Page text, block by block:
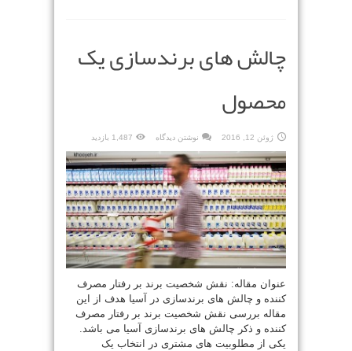
چالش های برندسازی یک
محصول
ژوئن 12, 2016 نوشتن دیدگاه 1,487 بازدید
عنوان مقاله: نقش شخصیت برند بر رفتار مصرف
کننده و چالش های برندسازی در آسیا هدف از این
مقاله بررسی نقش شخصیت برند بر رفتار مصرف
کننده و ذکر چالش های برندسازی آسیا می باشد.
یکی از مطلوبیت های مشتری در انتخاب یک